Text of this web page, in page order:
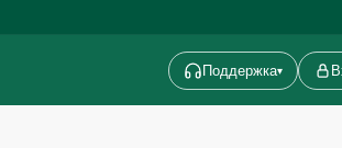
Поддержка▾